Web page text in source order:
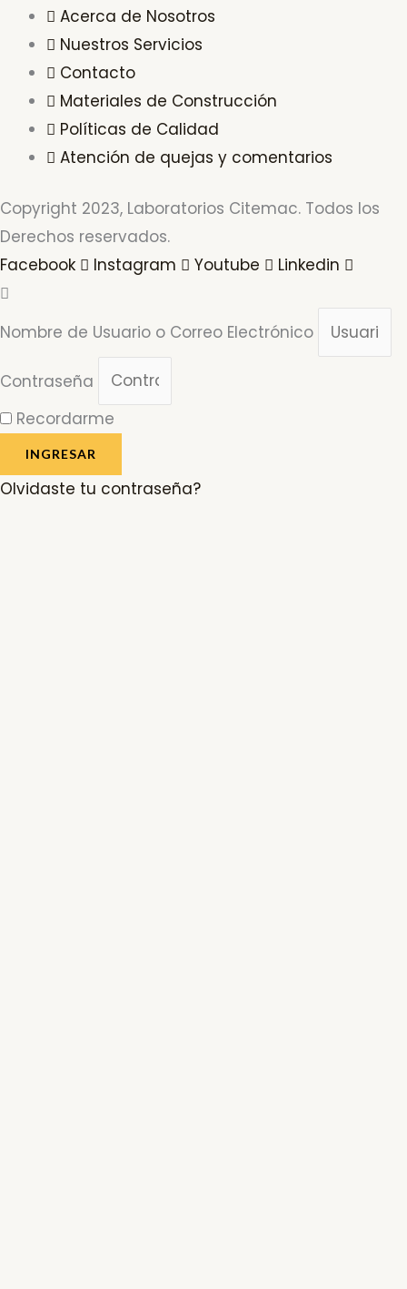
Acerca de Nosotros
Nuestros Servicios
Contacto
Materiales de Construcción
Políticas de Calidad
Atención de quejas y comentarios
Copyright 2023, Laboratorios Citemac. Todos los
Derechos reservados.
Facebook
Instagram Youtube Linkedin
Nombre de Usuario o Correo Electrónico
Contraseña
Recordarme
INGRESAR
Olvidaste tu contraseña?